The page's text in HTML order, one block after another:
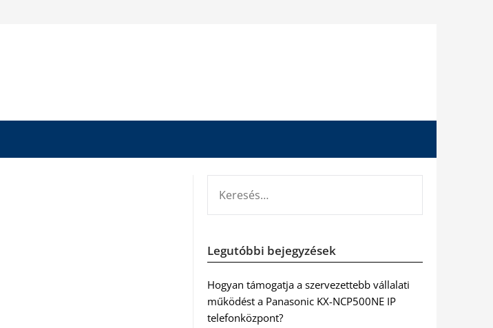
Legutóbbi bejegyzések
Hogyan támogatja a szervezettebb vállalati
működést a Panasonic KX-NCP500NE IP
telefonközpont?